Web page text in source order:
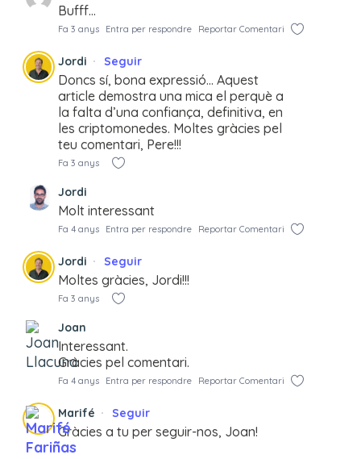
Bufff…
Fa 3 anys Entra per respondre Reportar Comentari
Jordi Seguir
Doncs sí, bona expressió… Aquest
article demostra una mica el perquè a
la falta d’una confiança, definitiva, en
les criptomonedes. Moltes gràcies pel
teu comentari, Pere!!!
Fa 3 anys
Jordi
Molt interessant
Fa 4 anys Entra per respondre Reportar Comentari
Jordi Seguir
Moltes gràcies, Jordi!!!
Fa 3 anys
Joan
Interessant.
Gràcies pel comentari.
Fa 4 anys Entra per respondre Reportar Comentari
Marifé Seguir
Gràcies a tu per seguir-nos, Joan!